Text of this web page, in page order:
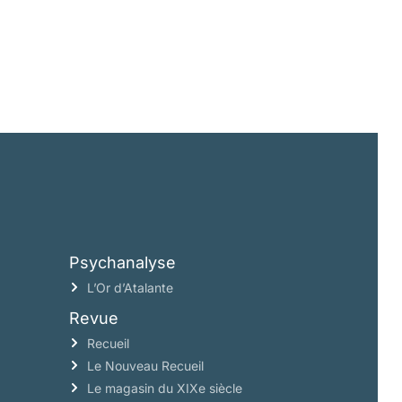
Psychanalyse
L’Or d’Atalante
Revue
Recueil
Le Nouveau Recueil
Le magasin du XIXe siècle